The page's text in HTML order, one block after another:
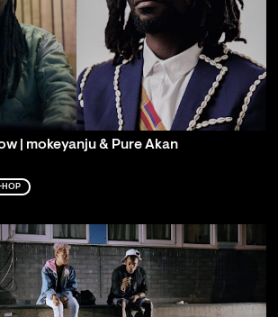
| mokeyanju & Pure Akan
HOP